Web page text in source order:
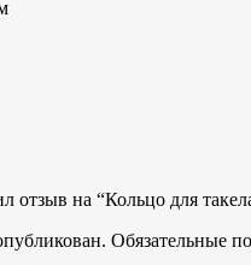
отзыв на “Кольцо для
Обязательные